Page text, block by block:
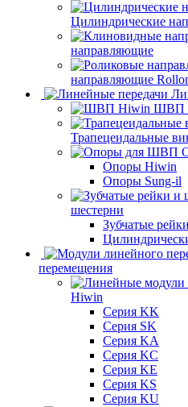
Цилиндрические
направляющие
направляющие
ШВП
Трапецеидальные
Опоры Hiwin
Опоры Sung-il
шестерни
Зубчатые рейки
перемещения
Hiwin
Серия KK
Серия SK
Серия KA
Серия KC
Серия KE
Серия KS
Серия KU